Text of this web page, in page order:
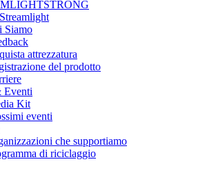
Siamo
attrezzatura
del prodotto
Eventi
Kit
eventi
che supportiamo
di riciclaggio